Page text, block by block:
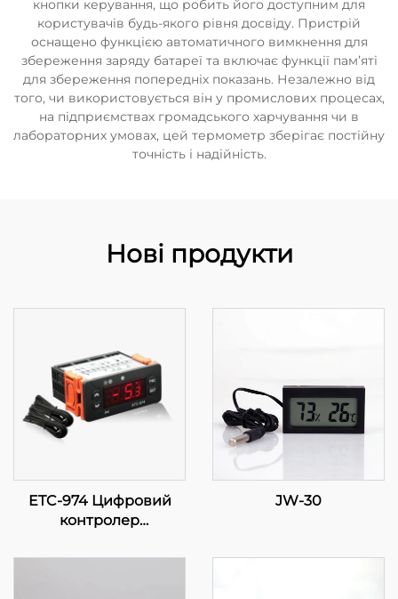
кнопки керування, що робить його доступним для
користувачів будь-якого рівня досвіду. Пристрій
оснащено функцією автоматичного вимкнення для
збереження заряду батареї та включає функції пам’яті
для збереження попередніх показань. Незалежно від
того, чи використовується він у промислових процесах,
на підприємствах громадського харчування чи в
лабораторних умовах, цей термометр зберігає постійну
точність і надійність.
Нові продукти
ETC-974 Цифровий
контролер
продуктивність, точне
JW-30